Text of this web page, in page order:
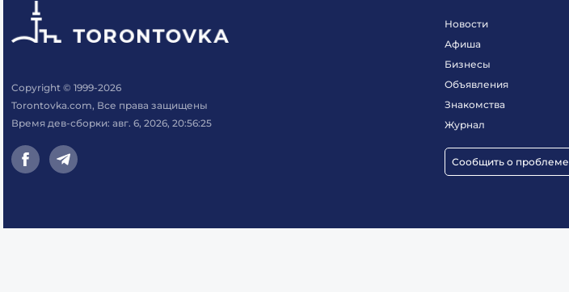
Copyright © 1999-2026
Torontovka.com, Все права защищены
Время дев-сборки: авг. 6, 2026, 20:56:25
Новости
Афиша
Бизнесы
Объявления
Знакомства
Журнал
Сообщить о проблеме